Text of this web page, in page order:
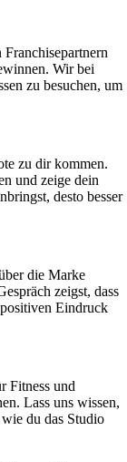
Wir bei
zu besuchen, um
zu dir kommen.
und zeige dein
desto besser
die Marke
zeigst, dass
Eindruck
Fitness und
Lass uns wissen,
du das Studio